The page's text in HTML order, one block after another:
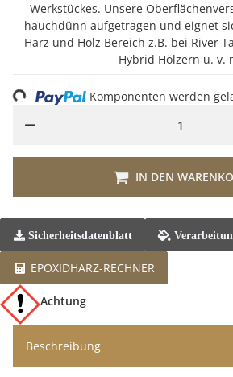
Werkstückes. Unsere
hauchdünn aufgetragen und eignet
Harz und Holz Bereich z.B. bei River
Hybrid Hölzern u. v.
IN DEN
Loading... Komponenten werden
Sicherheitsdatenblatt
EPOXIDHARZ-RECHNER
Achtung
Beschreibung